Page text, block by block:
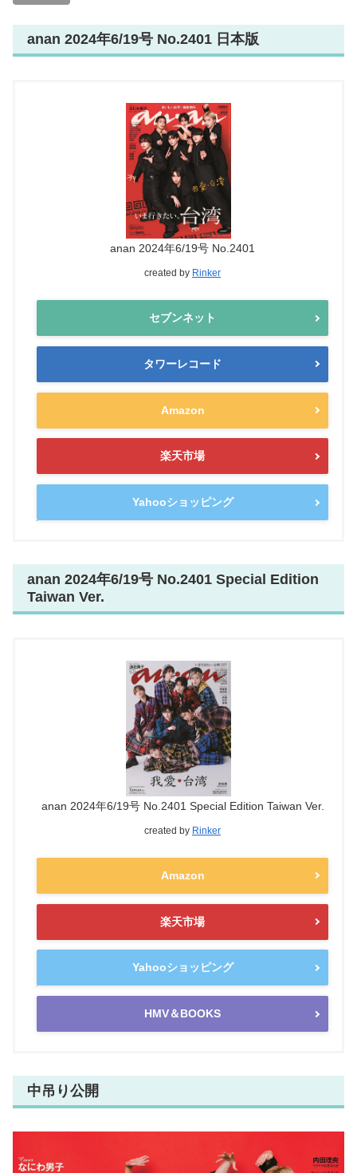
anan 2024年6/19号 No.2401 日本版
anan 2024年6/19号 No.2401
created by Rinker
セブンネット
タワーレコード
Amazon
楽天市場
Yahooショッピング
anan 2024年6/19号 No.2401 Special Edition
Taiwan Ver.
anan 2024年6/19号 No.2401 Special Edition Taiwan Ver.
created by Rinker
Amazon
楽天市場
Yahooショッピング
HMV＆BOOKS
中吊り公開